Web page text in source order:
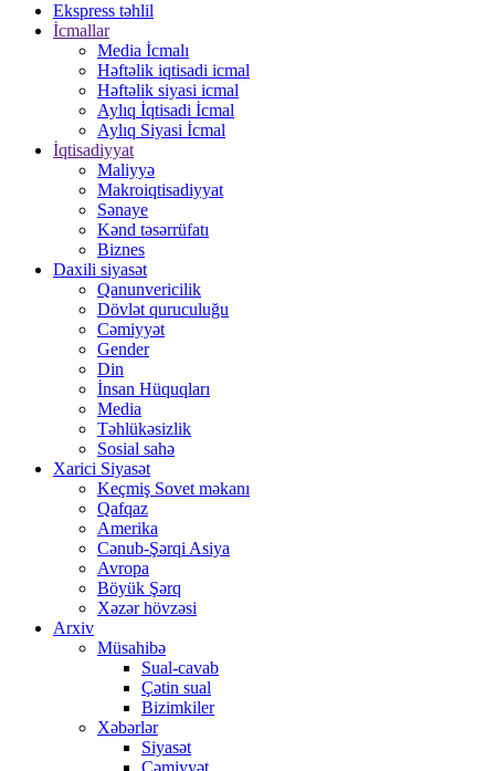
Ekspress təhlil
İcmallar
Media İcmalı
Həftəlik iqtisadi icmal
Həftəlik siyasi icmal
Aylıq İqtisadi İcmal
Aylıq Siyasi İcmal
İqtisadiyyat
Maliyyə
Makroiqtisadiyyat
Sənaye
Kənd təsərrüfatı
Biznes
Daxili siyasət
Qanunvericilik
Dövlət quruculuğu
Cəmiyyət
Gender
Din
İnsan Hüquqları
Media
Təhlükəsizlik
Sosial sahə
Xarici Siyasət
Keçmiş Sovet məkanı
Qafqaz
Amerika
Cənub-Şərqi Asiya
Avropa
Böyük Şərq
Xəzər hövzəsi
Arxiv
Müsahibə
Sual-cavab
Çətin sual
Bizimkiler
Xəbərlər
Siyasət
Cəmiyyət